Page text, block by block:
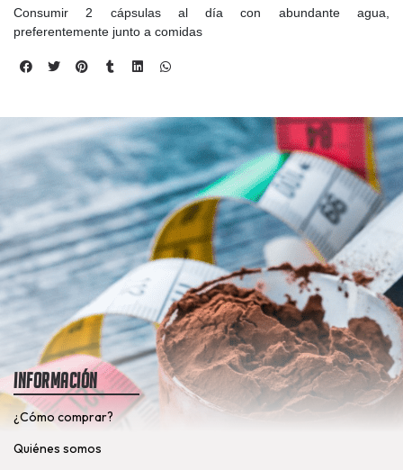
Consumir 2 cápsulas al día con abundante agua,
preferentemente junto a comidas
Información
¿Cómo comprar?
Quiénes somos